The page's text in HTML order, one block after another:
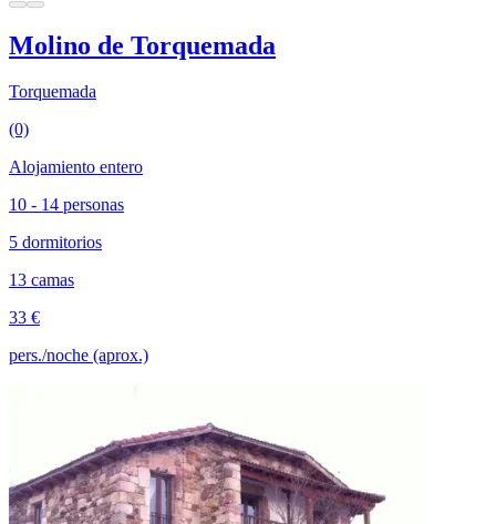
Molino de Torquemada
Torquemada
(0)
Alojamiento entero
10 - 14 personas
5 dormitorios
13 camas
33 €
pers./noche (aprox.)